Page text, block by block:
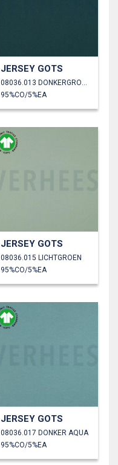
JERSEY GOTS
08036.013 DONKERGROEN
95%CO/5%EA
JERSEY GOTS
08036.015 LICHTGROEN
95%CO/5%EA
JERSEY GOTS
08036.017 DONKER AQUA
95%CO/5%EA